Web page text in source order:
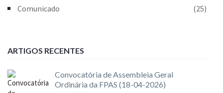
Comunicado
(25)
ARTIGOS RECENTES
Convocatória de Assembleia Geral
Ordinária da FPAS (18-04-2026)